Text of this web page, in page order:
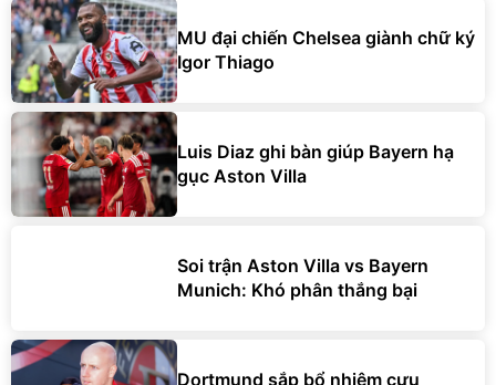
MU đại chiến Chelsea giành chữ ký
Igor Thiago
Luis Diaz ghi bàn giúp Bayern hạ
gục Aston Villa
Soi trận Aston Villa vs Bayern
Munich: Khó phân thắng bại
Dortmund sắp bổ nhiệm cựu